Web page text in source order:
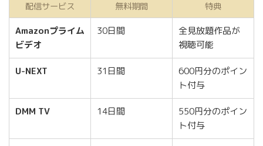
配信サービス 無料期間 特典
Amazonプライム
ビデオ
30日間
全見放題作品が
視聴可能
U-NEXT 31日間
600円分のポイン
ト付与
DMM TV 14日間
550円分のポイン
ト付与